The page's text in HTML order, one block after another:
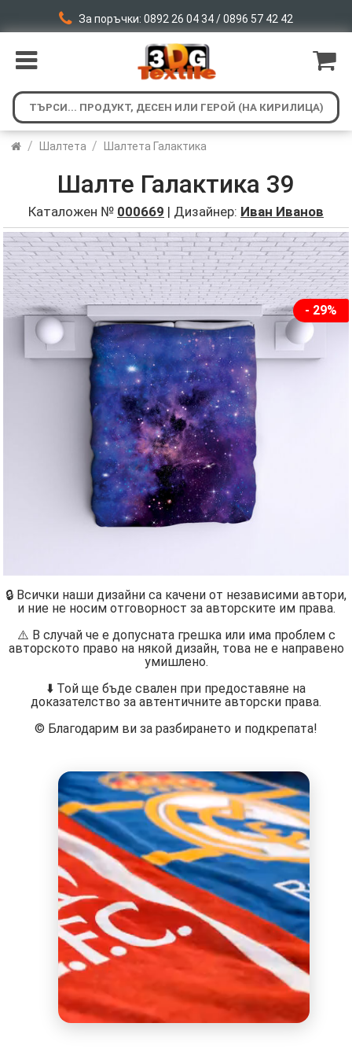
За поръчки: 0892 26 04 34 / 0896 57 42 42
/ Шалтета / Шалтета Галактика
Шалте Галактика 39
Каталожен № 000669 | Дизайнер: Иван Иванов
- 29%
🔒 Всички наши дизайни са качени от независими автори,
и ние не носим отговорност за авторските им права.
⚠️ В случай че е допусната грешка или има проблем с
авторското право на някой дизайн, това не е направено
умишлено.
⬇️ Той ще бъде свален при предоставяне на
доказателство за автентичните авторски права.
©️ Благодарим ви за разбирането и подкрепата!